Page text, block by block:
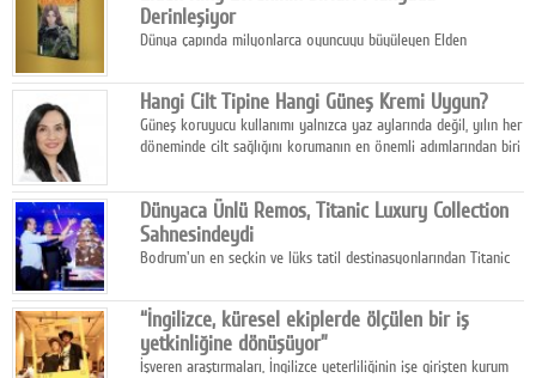
Derinleşiyor
Dünya çapında milyonlarca oyuncuyu büyüleyen Elden
aksiyonu ve karanlık fantastik atmosferi bir araya getirmeyi
sürdürüyor.
Hangi Cilt Tipine Hangi Güneş Kremi Uygun?
Güneş koruyucu kullanımı yalnızca yaz aylarında değil, yılın her
döneminde cilt sağlığını korumanın en önemli adımlarından biri
Dünyaca Ünlü Remos, Titanic Luxury Collection
Sahnesindeydi
Bodrum'un en seçkin ve lüks tatil destinasyonlarından Titanic
yaz etkinlikleri kapsamında uluslararası yıldızları ağırlamaya
devam ediyor
“İngilizce, küresel ekiplerde ölçülen bir iş
yetkinliğine dönüşüyor”
İşveren araştırmaları, İngilizce yeterliliğinin işe girişten kurum